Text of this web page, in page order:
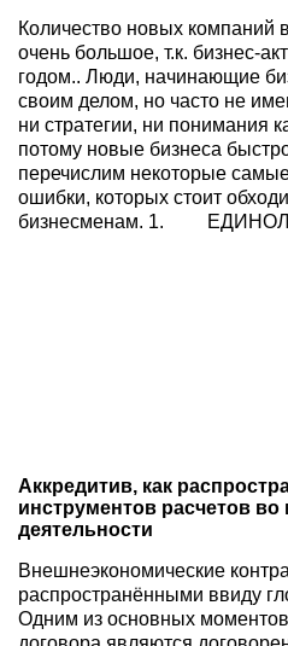
Количество новых компаний
очень большое, т.к. бизнес-
годом.. Люди, начинающие
своим делом, но часто не
ни стратегии, ни понимания
потому новые бизнеса
перечислим некоторые
ошибки, которых стоит
бизнесменам. 1.
Aккредитив, как
инструментов расчетов
деятельности
Внешнеэкономические
распространёнными ввиду
Одним из основных